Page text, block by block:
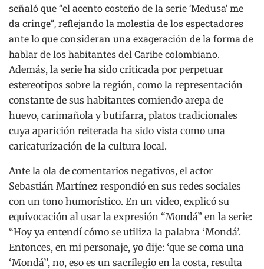
señaló que “el acento costeño de la serie ‘Medusa’ me
da cringe”, reflejando la molestia de los espectadores
ante lo que consideran una exageración de la forma de
hablar de los habitantes del Caribe colombiano.
Además, la serie ha sido criticada por perpetuar
estereotipos sobre la región, como la representación
constante de sus habitantes comiendo arepa de
huevo, carimañola y butifarra, platos tradicionales
cuya aparición reiterada ha sido vista como una
caricaturización de la cultura local.
Ante la ola de comentarios negativos, el actor
Sebastián Martínez respondió en sus redes sociales
con un tono humorístico. En un video, explicó su
equivocación al usar la expresión “Mondá” en la serie:
“Hoy ya entendí cómo se utiliza la palabra ‘Mondá’.
Entonces, en mi personaje, yo dije: ‘que se coma una
‘Mondá’’, no, eso es un sacrilegio en la costa, resulta